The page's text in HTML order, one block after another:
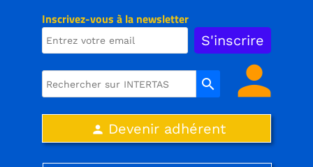
Inscrivez-vous à la newsletter
search person
person Devenir adhérent